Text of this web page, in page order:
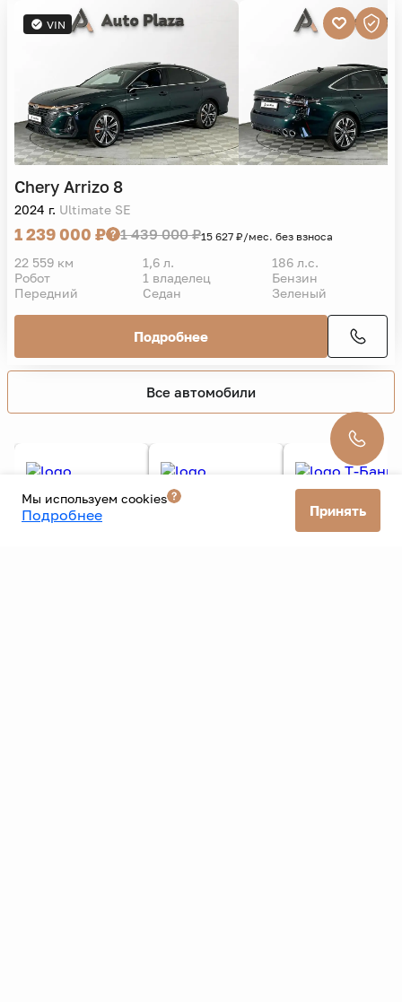
26 010 км 1,6 л.
150 л.с.
Подробнее
VIN
Chery
1 239 000 ₽ 1 439 000 ₽15 627 ₽/мес. без взноса
1,6 л.
Робот
1 владелец
Бензин
Подробнее
Мы используем cookies
Подробнее Принять